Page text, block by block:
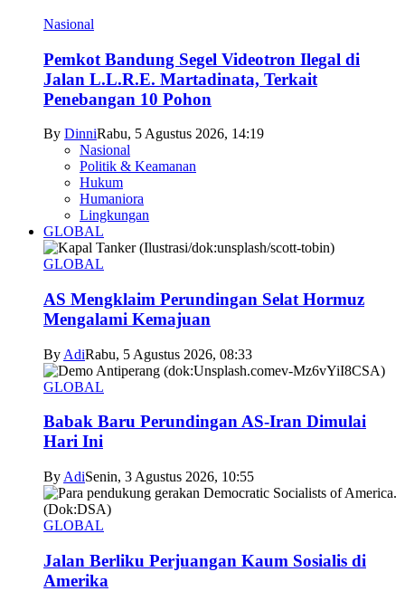
Nasional
Pemkot Bandung Segel Videotron Ilegal di
Jalan L.L.R.E. Martadinata, Terkait
Penebangan 10 Pohon
By DinniRabu, 5 Agustus 2026, 14:19
Nasional
Politik & Keamanan
Hukum
Humaniora
Lingkungan
GLOBAL
GLOBAL
AS Mengklaim Perundingan Selat Hormuz
Mengalami Kemajuan
By AdiRabu, 5 Agustus 2026, 08:33
GLOBAL
Babak Baru Perundingan AS-Iran Dimulai
Hari Ini
By AdiSenin, 3 Agustus 2026, 10:55
GLOBAL
Jalan Berliku Perjuangan Kaum Sosialis di
Amerika